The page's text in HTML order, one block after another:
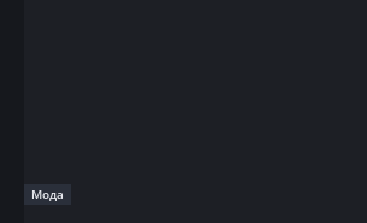
Мода